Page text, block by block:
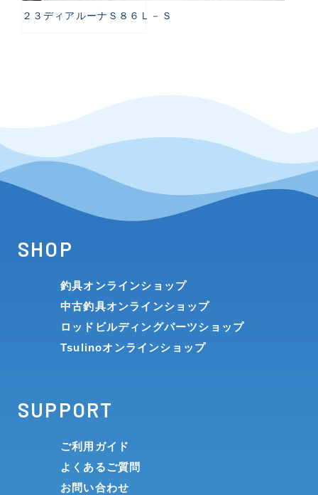
２３ディアルーナＳ８６Ｌ－Ｓ
SHOP
釣具オンラインショップ
中古釣具オンラインショップ
ロッドビルディングパーツショップ
Tsulinoオンラインショップ
SUPPORT
ご利用ガイド
よくあるご質問
お問い合わせ